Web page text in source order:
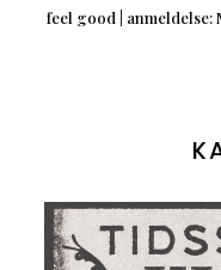
feel good |